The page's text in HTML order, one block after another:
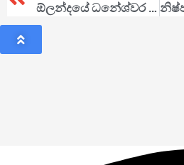
ඕලන්දයේ ධනේශ්වර විප්ලවය